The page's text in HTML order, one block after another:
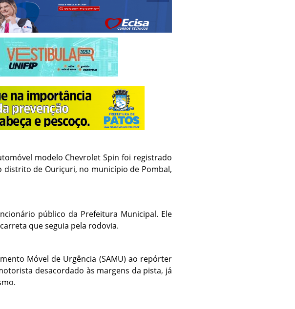
modelo Chevrolet Spin foi registrado
distrito de Ouriçuri, no município de Pombal,
público da Prefeitura Municipal. Ele
que seguia pela rodovia.
Móvel de Urgência (SAMU) ao repórter
desacordado às margens da pista, já